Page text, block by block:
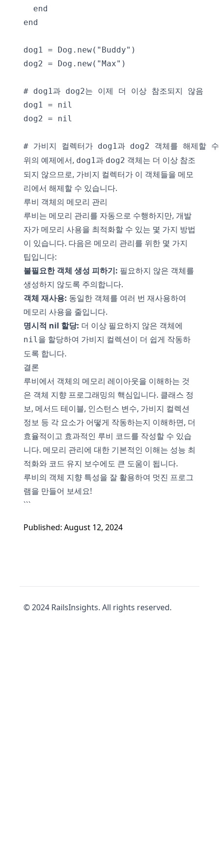
  end
end
dog1 = Dog.new("Buddy")
dog2 = Dog.new("Max")
# dog1과 dog2는 이제 더 이상 참조되지 않음
dog1 = nil
dog2 = nil
위의 예제에서, dog1과 dog2 객체는 더 이상 참조
되지 않으므로, 가비지 컬렉터가 이 객체들을 메모
리에서 해제할 수 있습니다.
루비 객체의 메모리 관리
루비는 메모리 관리를 자동으로 수행하지만, 개발
자가 메모리 사용을 최적화할 수 있는 몇 가지 방법
이 있습니다. 다음은 메모리 관리를 위한 몇 가지
팁입니다:
불필요한 객체 생성 피하기: 필요하지 않은 객체를
생성하지 않도록 주의합니다.
객체 재사용: 동일한 객체를 여러 번 재사용하여
메모리 사용을 줄입니다.
명시적 nil 할당: 더 이상 필요하지 않은 객체에
nil을 할당하여 가비지 컬렉션이 더 쉽게 작동하
도록 합니다.
결론
루비에서 객체의 메모리 레이아웃을 이해하는 것
은 객체 지향 프로그래밍의 핵심입니다. 클래스 정
보, 메서드 테이블, 인스턴스 변수, 가비지 컬렉션
정보 등 각 요소가 어떻게 작동하는지 이해하면, 더
효율적이고 효과적인 루비 코드를 작성할 수 있습
니다. 메모리 관리에 대한 기본적인 이해는 성능 최
적화와 코드 유지 보수에도 큰 도움이 됩니다.
루비의 객체 지향 특성을 잘 활용하여 멋진 프로그
램을 만들어 보세요!
```
Published: August 12, 2024
© 2024 RailsInsights. All rights reserved.